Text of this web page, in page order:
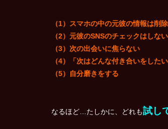
（1）スマホの中の元彼の情報は削
（2）元彼のSNSのチェックはしない
（3）次の出会いに焦らない
（4）「次はどんな付き合いをした
（5）自分磨きをする
なるほど…たしかに、どれも試し